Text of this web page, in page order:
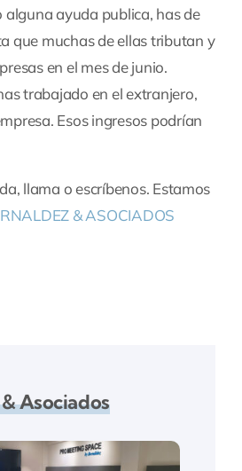
alguna ayuda publica, has de
que muchas de ellas tributan y
en el mes de junio.
trabajado en el extranjero,
Esos ingresos podrían
llama o escríbenos. Estamos
& ASOCIADOS
Asociados